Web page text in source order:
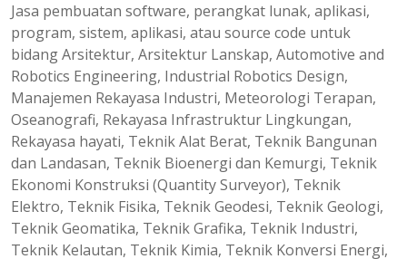
Jasa pembuatan software, perangkat lunak, aplikasi,
program, sistem, aplikasi, atau source code untuk
bidang Arsitektur, Arsitektur Lanskap, Automotive and
Robotics Engineering, Industrial Robotics Design,
Manajemen Rekayasa Industri, Meteorologi Terapan,
Oseanografi, Rekayasa Infrastruktur Lingkungan,
Rekayasa hayati, Teknik Alat Berat, Teknik Bangunan
dan Landasan, Teknik Bioenergi dan Kemurgi, Teknik
Ekonomi Konstruksi (Quantity Surveyor), Teknik
Elektro, Teknik Fisika, Teknik Geodesi, Teknik Geologi,
Teknik Geomatika, Teknik Grafika, Teknik Industri,
Teknik Kelautan, Teknik Kimia, Teknik Konversi Energi,